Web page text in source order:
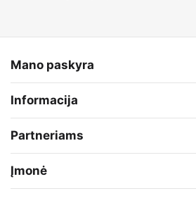
Mano paskyra
Informacija
Partneriams
Įmonė